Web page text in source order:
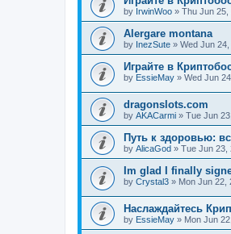
by IrwinWoo » Thu Jun 25,
Alergare montana
by InezSute » Wed Jun
Играйте в
by EssieMay » Wed Jun
dragonslots.com
by AKACarmi » Tue Jun
Путь к здоровью:
by AlicaGod » Tue Jun 23,
Im glad I finally
by Crystal3 » Mon Jun 22,
Наслаждайтесь
by EssieMay » Mon Jun